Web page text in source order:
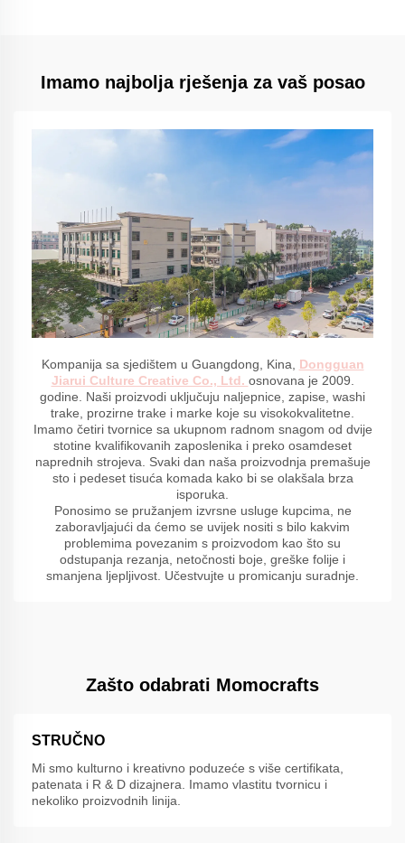
Imamo najbolja rješenja za vaš posao
Kompanija sa sjedištem u Guangdong, Kina, Dongguan
Jiarui Culture Creative Co., Ltd. osnovana je 2009.
godine. Naši proizvodi uključuju naljepnice, zapise, washi
trake, prozirne trake i marke koje su visokokvalitetne.
Imamo četiri tvornice sa ukupnom radnom snagom od dvije
stotine kvalifikovanih zaposlenika i preko osamdeset
naprednih strojeva. Svaki dan naša proizvodnja premašuje
sto i pedeset tisuća komada kako bi se olakšala brza
isporuka.
Ponosimo se pružanjem izvrsne usluge kupcima, ne
zaboravljajući da ćemo se uvijek nositi s bilo kakvim
problemima povezanim s proizvodom kao što su
odstupanja rezanja, netočnosti boje, greške folije i
smanjena ljepljivost. Učestvujte u promicanju suradnje.
Zašto odabrati Momocrafts
STRUČNO
Mi smo kulturno i kreativno poduzeće s više certifikata,
patenata i R & D dizajnera. Imamo vlastitu tvornicu i
nekoliko proizvodnih linija.